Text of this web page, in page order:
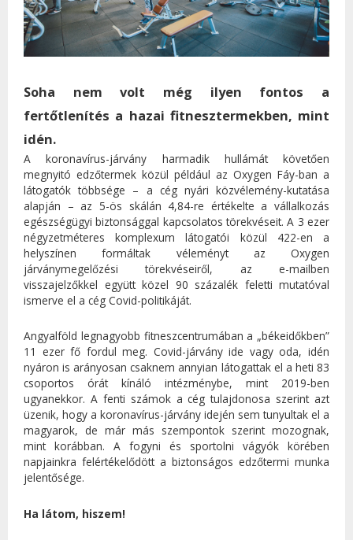
Soha nem volt még ilyen fontos a
fertőtlenítés a hazai fitnesztermekben, mint
idén.
A koronavírus-járvány harmadik hullámát követően
megnyitó edzőtermek közül például az Oxygen Fáy-ban a
látogatók többsége – a cég nyári közvélemény-kutatása
alapján – az 5-ös skálán 4,84-re értékelte a vállalkozás
egészségügyi biztonsággal kapcsolatos törekvéseit. A 3 ezer
négyzetméteres komplexum látogatói közül 422-en a
helyszínen formáltak véleményt az Oxygen
járványmegelőzési törekvéseiről, az e-mailben
visszajelzőkkel együtt közel 90 százalék feletti mutatóval
ismerve el a cég Covid-politikáját.
Angyalföld legnagyobb fitneszcentrumában a „békeidőkben”
11 ezer fő fordul meg. Covid-járvány ide vagy oda, idén
nyáron is arányosan csaknem annyian látogattak el a heti 83
csoportos órát kínáló intézménybe, mint 2019-ben
ugyanekkor. A fenti számok a cég tulajdonosa szerint azt
üzenik, hogy a koronavírus-járvány idején sem tunyultak el a
magyarok, de már más szempontok szerint mozognak,
mint korábban. A fogyni és sportolni vágyók körében
napjainkra felértékelődött a biztonságos edzőtermi munka
jelentősége.
Ha látom, hiszem!